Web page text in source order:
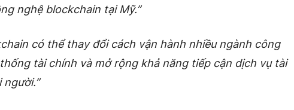
nghệ blockchain tại Mỹ.”
có thể thay đổi cách vận hành nhiều ngành công
tài chính và mở rộng khả năng tiếp cận dịch vụ tài